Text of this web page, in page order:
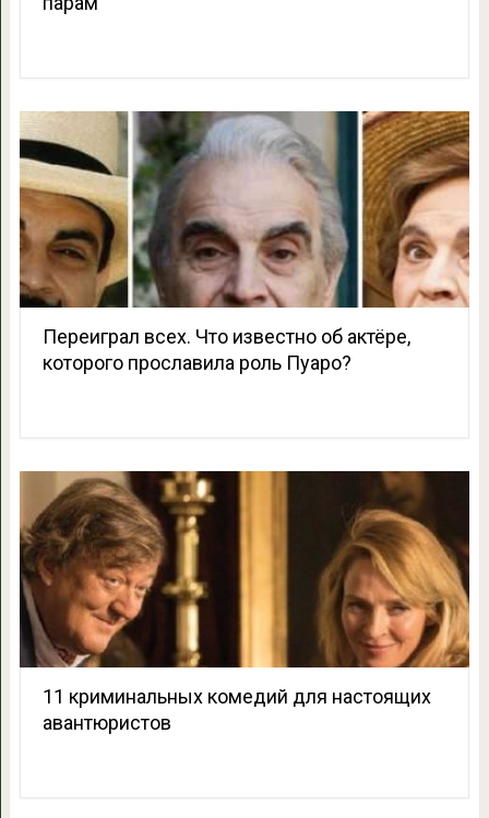
Переиграл всех. Что известно об актёре,
которого прославила роль Пуаро?
11 криминальных комедий для настоящих
авантюристов